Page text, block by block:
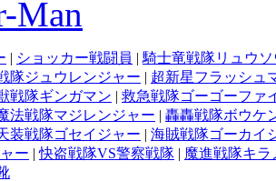
Man
| ショッカー戦闘員 | 騎士竜戦隊リュウ
隊ジュウレンジャー | 超新星フラッシュ
戦隊ギンガマン | 救急戦隊ゴーゴーファ
法戦隊マジレンジャー | 轟轟戦隊ボウケ
装戦隊ゴセイジャー | 海賊戦隊ゴーカイ
ー |快盗戦隊VS警察戦隊 | 魔進戦隊キラ